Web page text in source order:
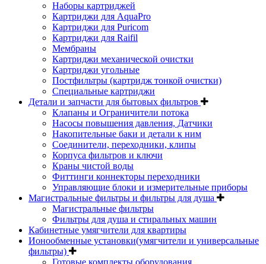
Наборы картриджей
Картриджи для AquaPro
Картриджи для Puricom
Картриджи для Raifil
Мембраны
Картриджи механической очистки
Картриджи угольные
Постфильтры (картридж тонкой очистки)
Специальные картриджи
Детали и запчасти для бытовых фильтров
Клапаны и Ограничители потока
Насосы повышения давления, Датчики
Накопительные баки и детали к ним
Соединители, переходники, клипы
Корпуса фильтров и ключи
Краны чистой воды
Фиттинги коннекторы переходники
Управляющие блоки и измерительные приборы
Магистральные фильтры и фильтры для душа
Магистральные фильтры
Фильтры для душа и стиральных машин
Кабинетные умягчители для квартиры
Ионообменные установки(умягчители и универсальные
фильтры)
Готовые комплекты оборудования